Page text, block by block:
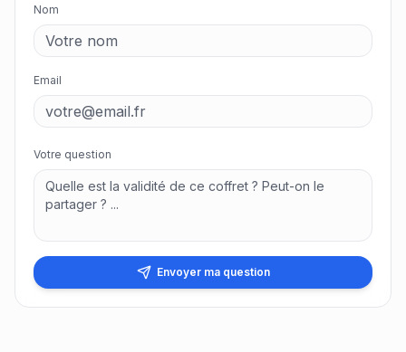
Nom
Email
Votre question
Envoyer ma question